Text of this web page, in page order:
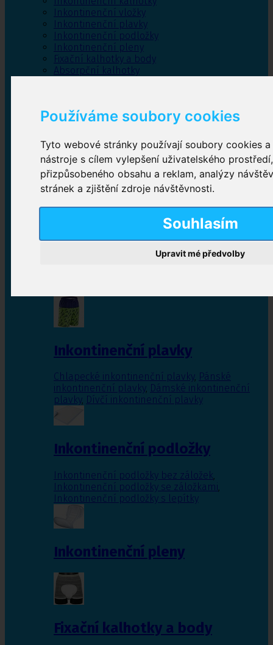
Používáme soubory cookies
Tyto webové stránky používají soubory cookies
nástroje s cílem vylepšení uživatelského
přizpůsobeného obsahu a reklam, analýzy
stránek a zjištění zdroje návštěvnosti.
Souhlasím
Upravit mé předvolby
Inkontinenční vložky
Inkontinenční plavky
Inkontinenční podložky
Inkontinenční pleny
Fixační kalhotky a body
Absorpční kalhotky
Inkontinenční kalhotky
Plenkové kalhotky navlékací,Plenkové kalhotky
zalepovací,Inkontinenční kalhotky dámské
Inkontinenční vložky
Inkontinenční plavky
Chlapecké inkontinenční plavky, Pánské
inkontinenční plavky, Dámské inkontinenční
plavky, Dívčí inkontinenční plavky
Inkontinenční podložky
Inkontinenční podložky bez záložek,
Inkontinenční podložky se záložkami,
Inkontinenční podložky s lepítky
Inkontinenční pleny
Fixační kalhotky a body